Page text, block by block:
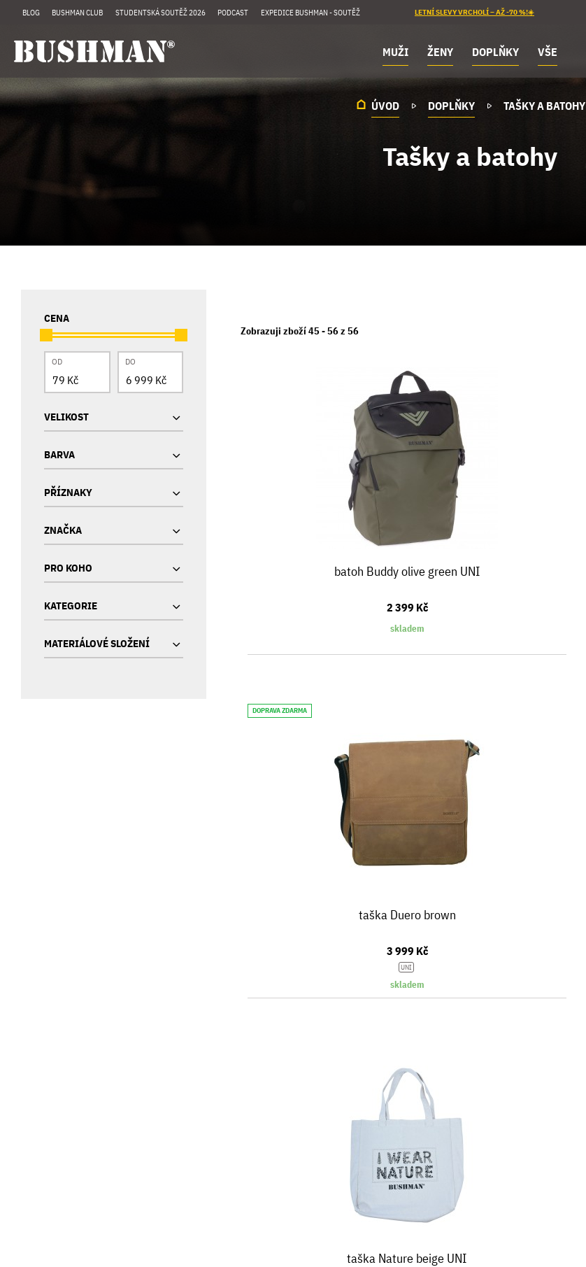
BLOG BUSHMAN CLUB STUDENTSKÁ SOUTĚŽ 2026 PODCAST EXPEDICE BUSHMAN - SOUTĚŽ LETNÍ SLEVY VRCHOLÍ – AŽ -70 %!☀️
MUŽI ŽENY DOPLŇKY VŠE
ÚVOD DOPLŇKY TAŠKY A BATOHY
Tašky a batohy
CENA
OD DO
VELIKOST
BARVA
PŘÍZNAKY
ZNAČKA
PRO KOHO
KATEGORIE
MATERIÁLOVÉ SLOŽENÍ
Zobrazuji zboží 45 -56z 56
batoh Buddy olive green UNI
2 399 Kč
skladem
DOPRAVA ZDARMA
taška Duero brown
3 999 Kč
UNI
skladem
taška Nature beige UNI